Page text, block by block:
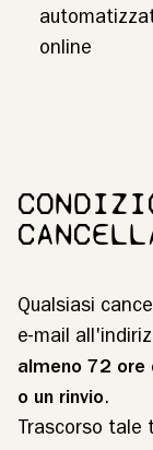
online
Qualsiasi
e-mail
almeno 72 ore
o un rinvio.
Trascorso tale